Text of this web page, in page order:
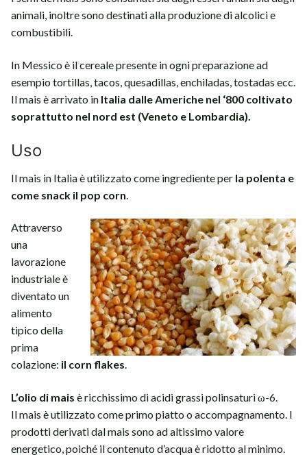
animali, inoltre sono destinati alla produzione di alcolici e
combustibili.
In Messico è il cereale presente in ogni preparazione ad
esempio tortillas, tacos, quesadillas, enchiladas, tostadas ecc.
Il mais è arrivato in Italia dalle Americhe nel ‘800 coltivato
soprattutto nel nord est (Veneto e Lombardia).
Uso
Il mais in Italia è utilizzato come ingrediente per la polenta e
come snack il pop corn
Attraverso
una
lavorazione
industriale è
diventato un
alimento
tipico della
prima
colazione: il corn flakes.
L’olio di mais è ricchissimo di acidi grassi polinsaturi ω-6.
Il mais è utilizzato come primo piatto o accompagnamento. I
prodotti derivati dal mais sono ad altissimo valore
energetico, poiché il contenuto d’acqua è ridotto al minimo.